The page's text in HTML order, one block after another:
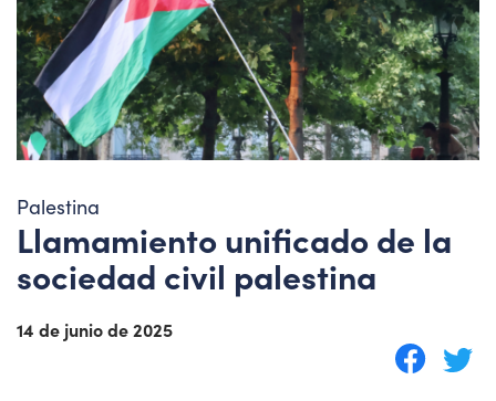
Palestina
Llamamiento unificado de la
sociedad civil palestina
14 de junio de 2025